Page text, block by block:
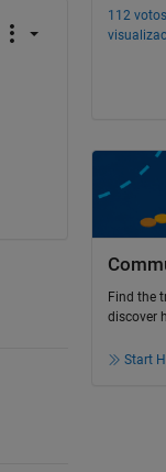
Find the
discover
Start